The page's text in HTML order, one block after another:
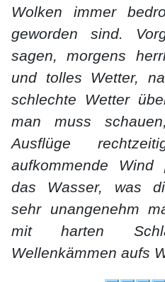
Wolken immer
geworden sind.
sagen, morgens
und tolles Wetter,
schlechte Wetter
man muss
Ausflüge
aufkommende
das Wasser, was
sehr unangenehm
mit harten
Wellenkämmen aufs